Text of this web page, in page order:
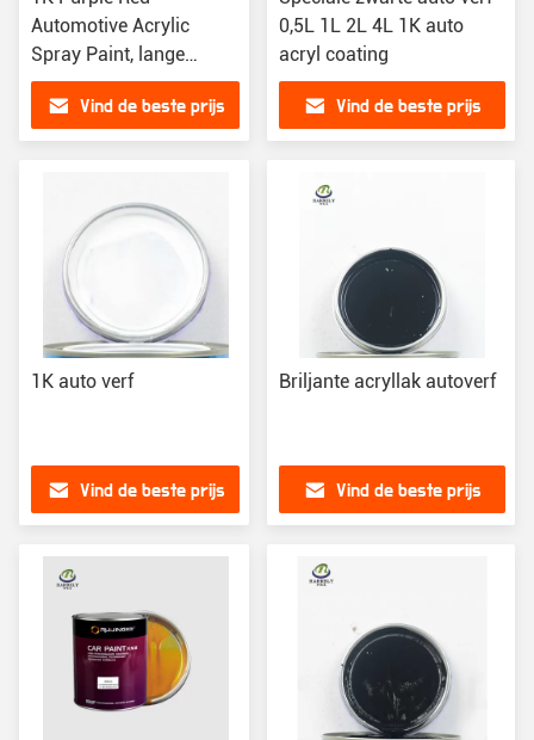
Automotive Acrylic
Spray Paint, lange
houdbaarheid Auto Verf
Vind de beste prijs
0,5L 1L 2L 4L 1K auto
acryl coating
Vind de beste prijs
1K auto verf
Vind de beste prijs
Briljante acryllak autoverf
Vind de beste prijs